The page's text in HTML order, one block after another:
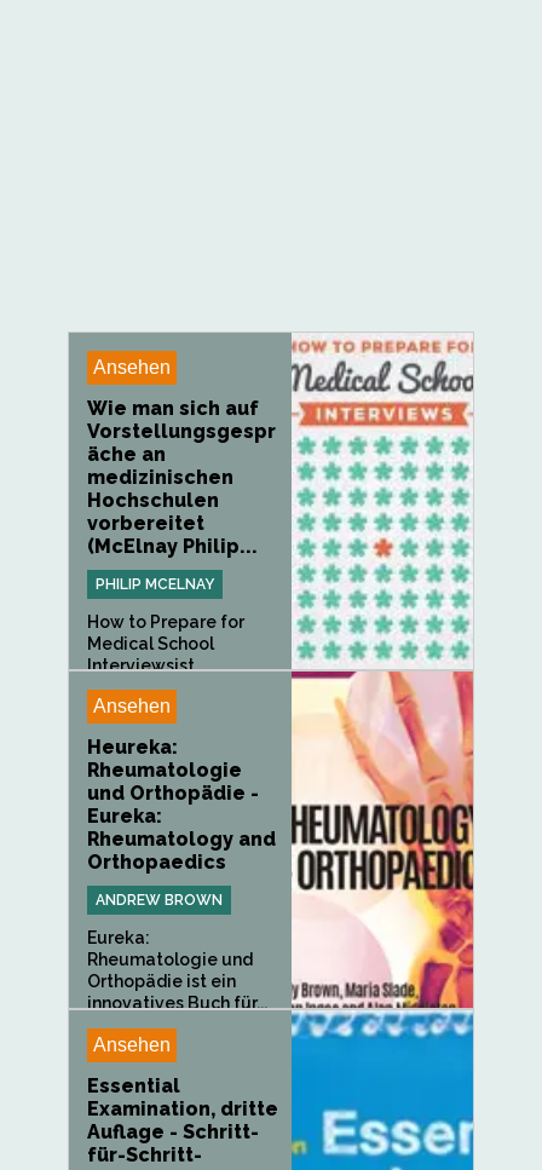
Ansehen
Wie man sich auf
Vorstellungsgespr
äche an
medizinischen
Hochschulen
vorbereitet
(McElnay Philip...
PHILIP MCELNAY
How to Prepare for
Medical School
Interviewsist...
Ansehen
Heureka:
Rheumatologie
und Orthopädie -
Eureka:
Rheumatology and
Orthopaedics
ANDREW BROWN
Eureka:
Rheumatologie und
Orthopädie ist ein
innovatives Buch für...
Ansehen
Essential
Examination, dritte
Auflage - Schritt-
für-Schritt-